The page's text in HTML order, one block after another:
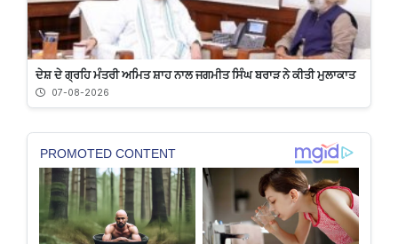
ਦੇਸ਼ ਦੇ ਗ੍ਰਹਿ ਮੰਤਰੀ ਅਮਿਤ ਸ਼ਾਹ ਨਾਲ ਜਗਮੀਤ ਸਿੰਘ ਬਰਾੜ ਨੇ ਕੀਤੀ ਮੁਲਾਕਾਤ
07-08-2026